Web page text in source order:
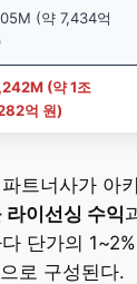
(약 7,434억
(약 1조
억 원)
트너사가 아
라이선싱 수익
단가의
으로 구성된다.